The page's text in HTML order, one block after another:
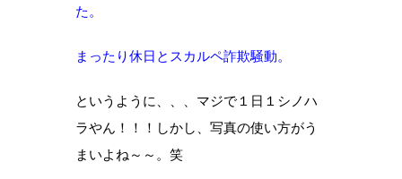
た。
まったり休日とスカルペ詐欺騒動。
というように、、、マジで１日１シノハ
ラやん！！！しかし、写真の使い方がう
まいよね～～。笑